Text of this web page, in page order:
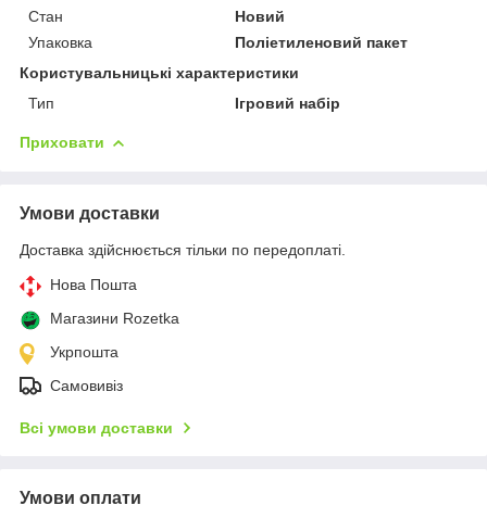
Стан
Новий
Упаковка
Поліетиленовий пакет
Користувальницькі характеристики
Тип
Ігровий набір
Приховати
Умови доставки
Доставка здійснюється тільки по передоплаті.
Нова Пошта
Магазини Rozetka
Укрпошта
Самовивіз
Всі умови доставки
Умови оплати